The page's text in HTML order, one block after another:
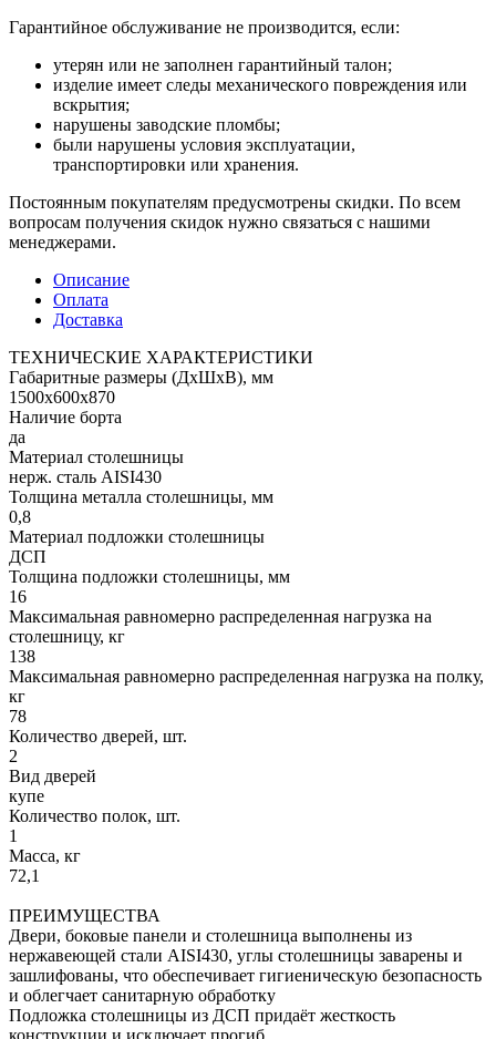
Гарантийное обслуживание не производится, если:
утерян или не заполнен гарантийный талон;
изделие имеет следы механического повреждения или
вскрытия;
нарушены заводские пломбы;
были нарушены условия эксплуатации,
транспортировки или хранения.
Постоянным покупателям предусмотрены скидки. По всем
вопросам получения скидок нужно связаться с нашими
менеджерами.
Описание
Оплата
Доставка
ТЕХНИЧЕСКИЕ ХАРАКТЕРИСТИКИ
Габаритные размеры (ДхШхВ), мм
1500х600х870
Наличие борта
да
Материал столешницы
нерж. сталь AISI430
Толщина металла столешницы, мм
0,8
Материал подложки столешницы
ДСП
Толщина подложки столешницы, мм
16
Максимальная равномерно распределенная нагрузка на
столешницу, кг
138
Максимальная равномерно распределенная нагрузка на полку,
кг
78
Количество дверей, шт.
2
Вид дверей
купе
Количество полок, шт.
1
Масса, кг
72,1
ПРЕИМУЩЕСТВА
Двери, боковые панели и столешница выполнены из
нержавеющей стали AISI430, углы столешницы заварены и
зашлифованы, что обеспечивает гигиеническую безопасность
и облегчает санитарную обработку
Подложка столешницы из ДСП придаёт жесткость
конструкции и исключает прогиб